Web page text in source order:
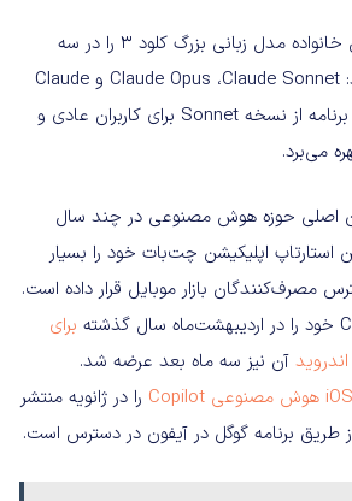
Anthropic در ماه مارس خانواده مدل زبانی بزرگ کلود 3 را در سه
نسخه مختلف عرضه کرد: Claude Opus ،Claude Sonnet و Claude
Haiku. درحال‌حاضر این برنامه از نسخه Sonnet برای کاربران عادی و
اصلی حوزه هوش مصنوعی در چند سال
استارتاپ اپلیکیشن چت‌بات خود را بسیار
مصرف‌کنندگان بازار موبایل قرار داده است.
برای
آن نیز سه ماه بعد عرضه شد.
را در ژانویه منتشر